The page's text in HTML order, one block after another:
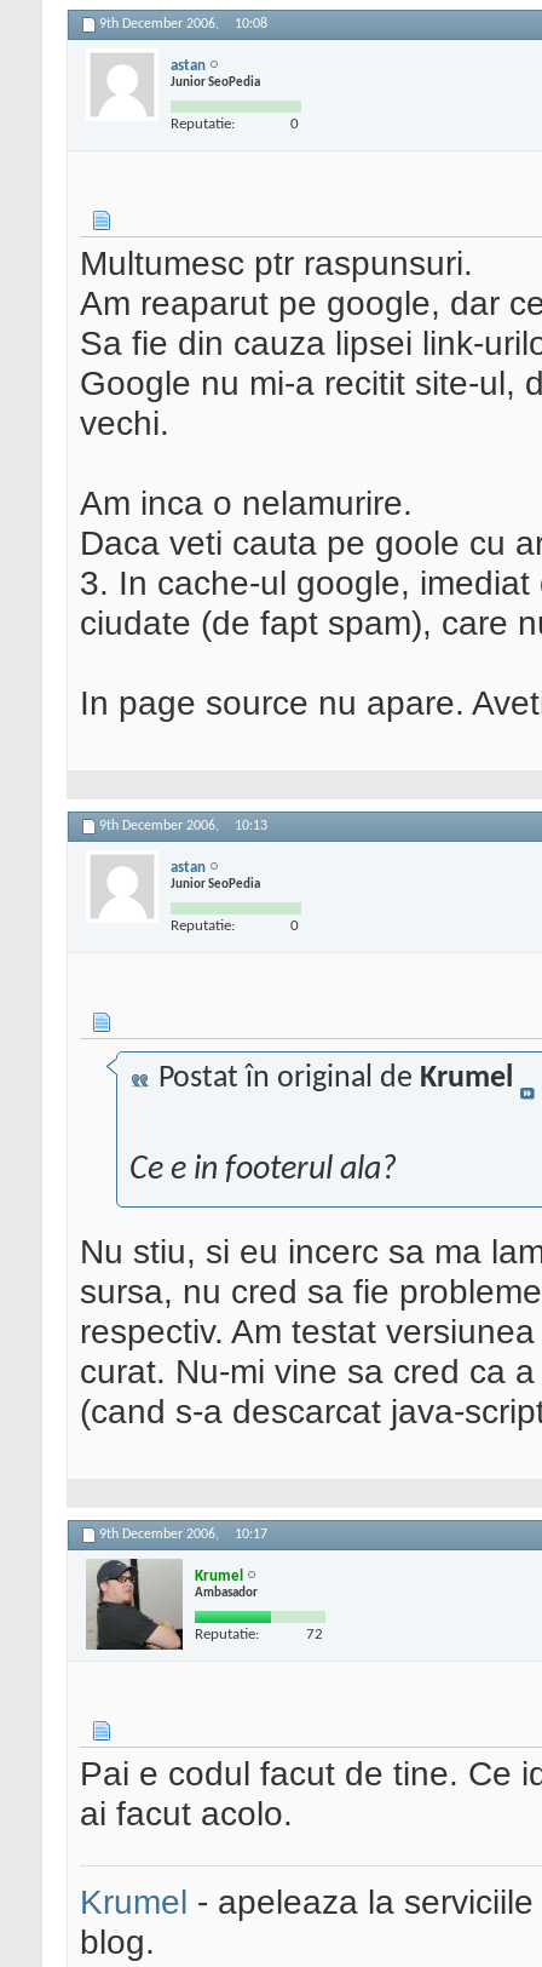
9th December 2006, 10:08
astan
Junior SeoPedia
Reputatie: 0
Multumesc ptr raspunsuri.
Am reaparut pe google, dar
Sa fie din cauza lipsei link-
Google nu mi-a recitit site-ul,
vechi.
Am inca o nelamurire.
Daca veti cauta pe goole cu
3. In cache-ul google,
ciudate (de fapt spam), care
In page source nu apare.
9th December 2006, 10:13
astan
Junior SeoPedia
Reputatie: 0
Postat în original de Krumel
Ce e in footerul ala?
Nu stiu, si eu incerc sa ma
sursa, nu cred sa fie
respectiv. Am testat
curat. Nu-mi vine sa cred ca
(cand s-a descarcat java-
9th December 2006, 10:17
Krumel
Ambasador
Reputatie: 72
Pai e codul facut de tine. Ce
ai facut acolo.
Krumel - apeleaza la
blog.